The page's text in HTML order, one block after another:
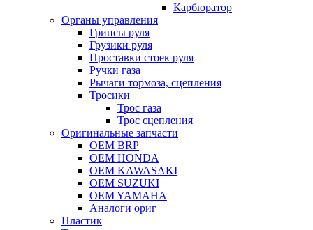
Карбюратор
Органы управления
Грипсы руля
Грузики руля
Проставки стоек руля
Ручки газа
Рычаги тормоза, сцепления
Тросики
Трос газа
Трос сцепления
Оригинальные запчасти
OEM BRP
OEM HONDA
OEM KAWASAKI
OEM SUZUKI
OEM YAMAHA
Аналоги ориг
Пластик